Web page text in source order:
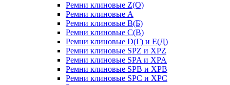
Ремни клиновые Z(О)
Ремни клиновые А
Ремни клиновые В(Б)
Ремни клиновые С(В)
Ремни клиновые D(Г) и Е(Д)
Ремни клиновые SPZ и XPZ
Ремни клиновые SPA и XPA
Ремни клиновые SPB и XPB
Ремни клиновые SPC и XPC